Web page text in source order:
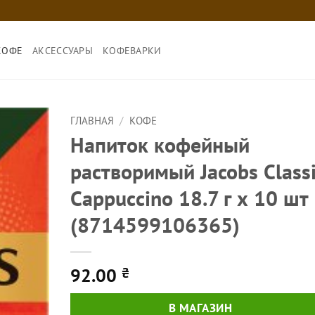
АКСЕССУАРЫ КОФЕВАРКИ
ГЛАВНАЯ / КОФЕ
Напиток кофейный
растворимый Jacobs
Cappucсino 18.7 г х 10 шт
(8714599106365)
92.00 ₴
В МАГАЗИН